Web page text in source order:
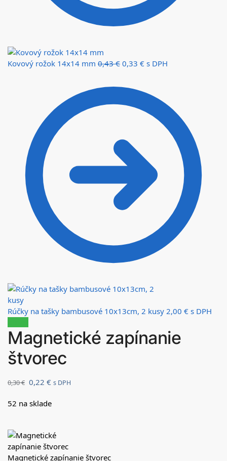
Kovový rožok 14x14 mm 0,43€ 0,33 € s DPH
Rúčky na tašky bambusové 10x13cm, 2 kusy 2,00 € s DPH
Magnetické zapínanie
štvorec
0,30€ 0,22 € s DPH
52 na sklade
Magnetické zapínanie štvorec